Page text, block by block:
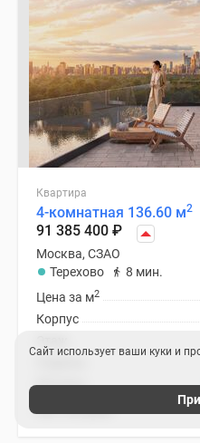
Квартира
4-комнатная 136.60 м2
91 385 400 ₽
Москва, СЗАО
Терехово
8 мин.
Цена за м2
Корпус
Ипотека
Сайт использует ваши куки и